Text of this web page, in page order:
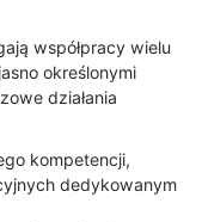
współpracy wielu
określonymi
działania
kompetencji,
dedykowanym